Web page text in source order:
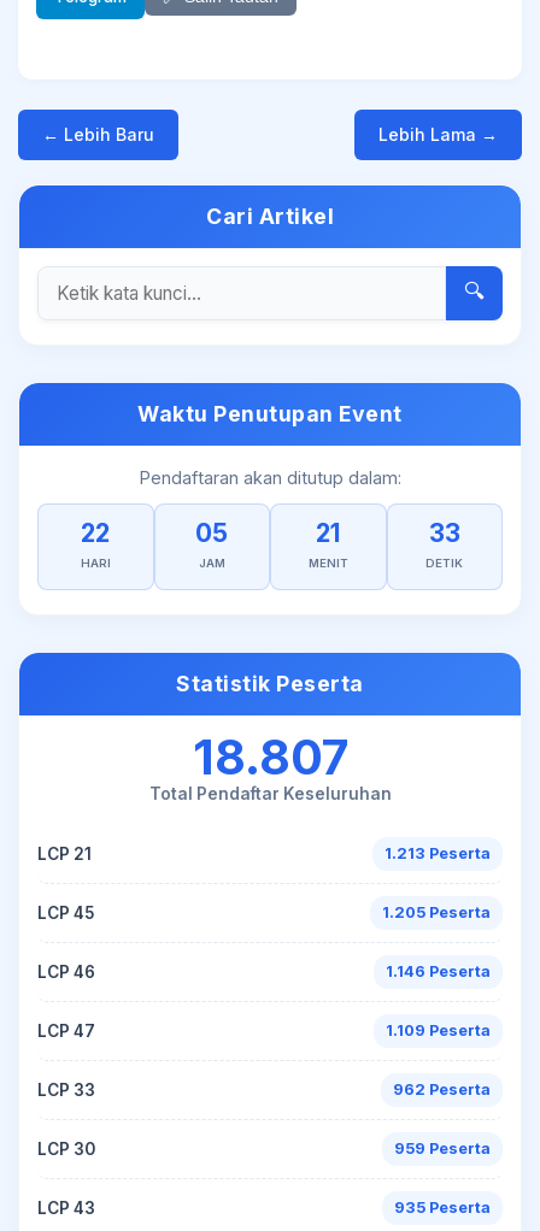
← Lebih Baru Lebih Lama →
Cari Artikel
🔍
Waktu Penutupan Event
Pendaftaran akan ditutup dalam:
22
HARI
05
JAM
21
MENIT
33
DETIK
Statistik Peserta
18.807
Total Pendaftar Keseluruhan
LCP 21 1.213 Peserta
LCP 45 1.205 Peserta
LCP 46 1.146 Peserta
LCP 47 1.109 Peserta
LCP 33 962 Peserta
LCP 30 959 Peserta
LCP 43 935 Peserta